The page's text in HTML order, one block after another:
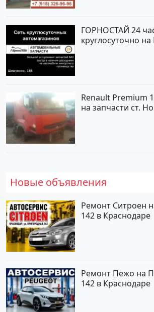
ГОРНОСТАЙ 24
круглосуточно
Renault Premium
на запчасти ст.
Новые объявления
Ремонт Ситроен
142 в Краснодаре
Ремонт Пежо на
142 в Краснодаре